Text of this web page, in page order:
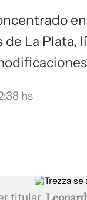
La Plata,
hs